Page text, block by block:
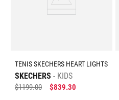
TENIS SKECHERS HEART LIGHTS
SKECHERS KIDS
$1199.00 $839.30